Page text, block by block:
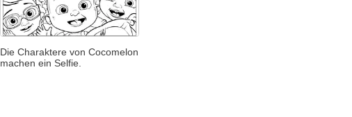
Die Charaktere von Cocomelon
machen ein Selfie.